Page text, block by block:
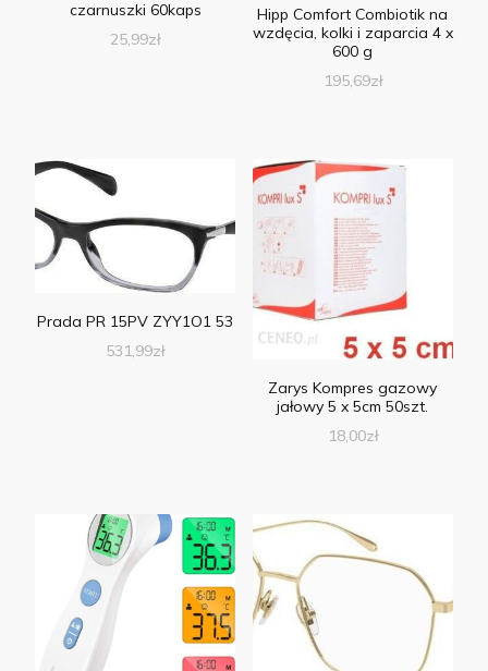
czarnuszki 60kaps
25,99zł
Hipp Comfort Combiotik na
wzdęcia, kolki i zaparcia 4 x
600 g
195,69zł
Prada PR 15PV ZYY1O1 53
531,99zł
Zarys Kompres gazowy
jałowy 5 x 5cm 50szt.
18,00zł